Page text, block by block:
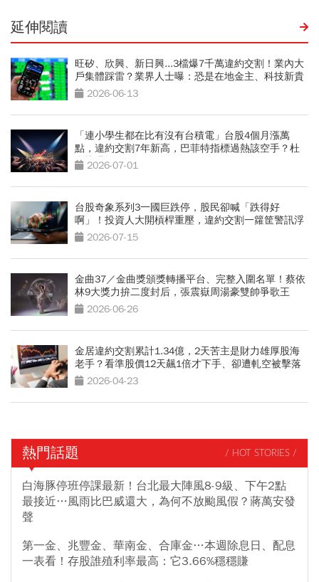
延伸閱讀
旺矽、欣興、新日興...3檔爆7千萬違約交割！業內大
戶集體踩雷？業界人士曝：恐是在地金主、科技新貴
2026-06-13
「連小學生都在比有沒有台積電」台股4個月漲萬
點，違約交割7年新高，巴菲特指標過熱該空手？杜
金龍曝操作
2026-07-01
台股奇象系列3一國巨跌停，股民卻喊「跌得好
啊」！投資人大開槓桿重壓，違約交割一籮筐警訊浮
現 2026-07-15
金曲37／金曲獎頒獎轉播平台、完整入圍名單！蔡依
林9大獎力拚二度封后，張震嶽周湯豪雙帥爭歌王
2026-06-26
金居違約交割累計1.34億，2天苦主是財力雄厚股海
老手？看準股價12天飆1倍才下手、卻遭軋空被擊落
2026-04-23
熱門話題 / HOT STORIES /
白海豚停班停課最新！台北最大陣風8-9級、下午2點
最接近…風雨比巴威還大，為何不放颱風假？蔣萬安發
聲
第一金、兆豐金、華南金、合庫金…本週除息日、配息
一表看！存股誰殖利率最高：它3.66%穩穩賺